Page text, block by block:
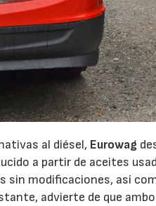
al diésel, Eurowag
a partir de aceites
sin modificaciones, así
advierte de que